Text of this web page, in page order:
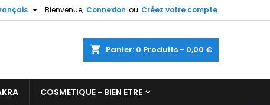
Bienvenue, Connexion ou Créez votre compte

shopping_cart Panier: 0 Produits - 0,00 €
COSMETIQUE - BIEN ETRE